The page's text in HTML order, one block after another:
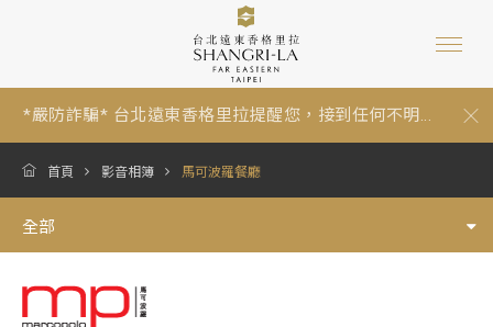
全部
首頁 影音相簿 馬可波羅餐廳
*嚴防詐騙* 台北遠東香格里拉提醒您，接到任何不明...
【暑假期間泳池營運與年度維修調整通知 Summer P...
跟著香格里拉一起環保愛地球：為因應《中華民國環...
*嚴防詐騙* 台北遠東香格里拉提醒您，接到任何不明...